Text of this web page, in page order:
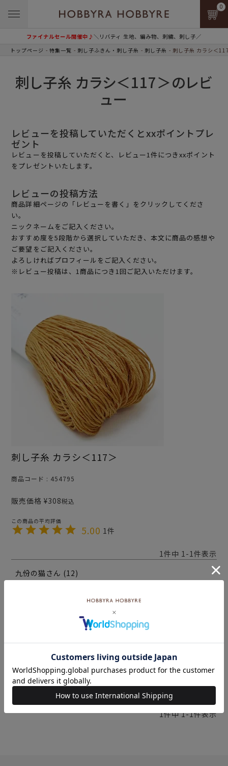
ファイナルセール開催中♪＼リバティ 生地、編み物、刺繍、刺し子／
0
トップページ 特集一覧 刺し子ふきん・刺し子糸 刺し子糸 刺し子糸 カラシ＜
刺し子糸 カラシ＜117＞のレビ
ュー
レビューを投稿していただくとxxポイントプレ
ゼント
レビューを投稿していただくと、レビュー1件につきxxポイント
をプレゼントいたします。
レビューの投稿方法
商品詳細ページの「レビューを書く」をクリックしてくださ
い。
ニックネームをご記入ください。
おすすめ度を5段階から選択していただき、本文に商品の感想や
ご要望をご記入ください。
よろしければプロフィールをご記入ください。
※レビュー投稿は、1商品につき1回ご記入いただけます。
刺し子糸 カラシ＜117＞
商品コード 454795
販売価格 ¥308税込
5.00 1
1件中 1-1件表示
九份の猫
12
とめてくれる便利な色です。ホビーラホビーレの刺
し子糸は発色が穏やかなものが多くて、私の好みで
す。
1件中 1-1件表示